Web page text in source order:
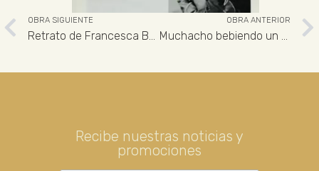
OBRA SIGUIENTE
Retrato de Francesca Bertini
OBRA ANTERIOR
Muchacho bebiendo un vaso de vino. Autorretrato
Recibe nuestras noticias y
promociones